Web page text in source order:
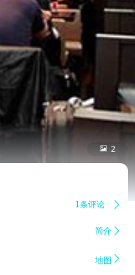
 2
1条评论 
简介 
地图 